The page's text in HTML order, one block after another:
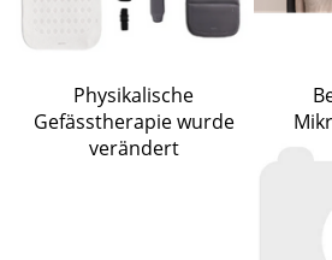
Physikalische
Gefässtherapie wurde
verändert